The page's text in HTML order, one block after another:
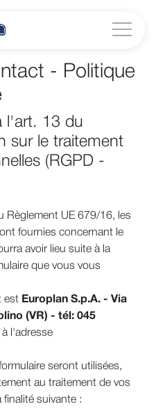
- Politique
l'art. 13 du
sur le traitement
(RGPD -
Règlement UE 679/16, les
fournies concernant le
avoir lieu suite à la
que vous vous
est Europlan S.p.A. - Via
(VR) - tél: 045
l'adresse
seront utilisées,
au traitement de vos
suivante :